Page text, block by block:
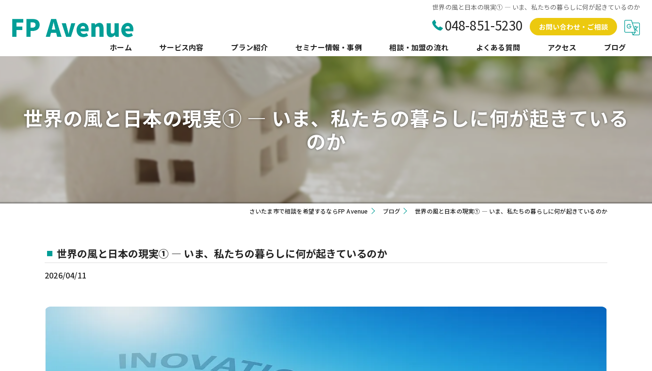
世界の風と日本の現実① ― いま、私たちの暮らしに何が起きているのか
048-851-5230 お問い合わせ・ご相談
ホーム サービス内容 プラン紹介 セミナー情報・事例 相談・加盟の流れ よくある質問 アクセス ブログ
世界の風と日本の現実① ― いま、私たちの暮らしに何が起きている
のか
さいたま市で相談を希望するならFP Avenue ブログ 世界の風と日本の現実① ― いま、私たちの暮らしに何が起きているのか
世界の風と日本の現実① ― いま、私たちの暮らしに何が起きているのか
2026/04/11